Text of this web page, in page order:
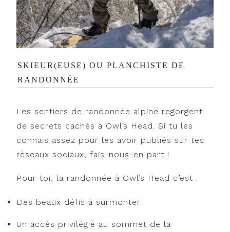
SKIEUR(EUSE) OU PLANCHISTE DE
RANDONNÉE
Les sentiers de randonnée alpine regorgent
de secrets cachés à Owl’s Head. Si tu les
connais assez pour les avoir publiés sur tes
réseaux sociaux, fais-nous-en part !
Pour toi, la randonnée à Owl’s Head c’est :
Des beaux défis à surmonter
Un accès privilégié au sommet de la